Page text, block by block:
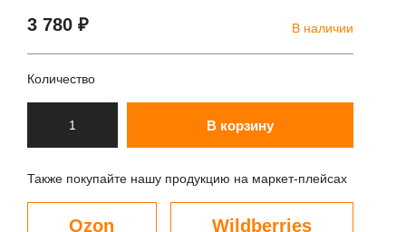
3 780 ₽ В наличии
Количество
В корзину
Также покупайте нашу продукцию на маркет-плейсах
Ozon Wildberries